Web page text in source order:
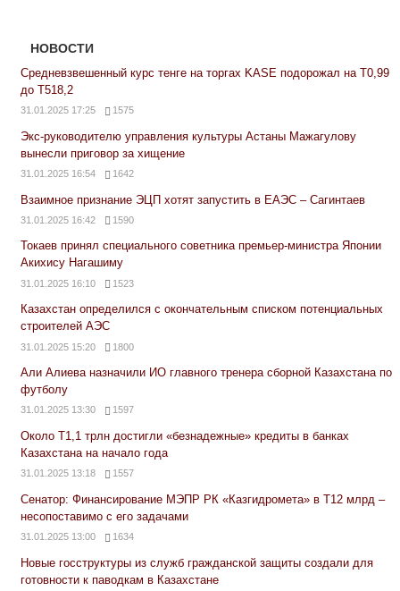
НОВОСТИ
Средневзвешенный курс тенге на торгах KASE подорожал на Т0,99
до Т518,2
31.01.2025 17:25 1575
Экс-руководителю управления культуры Астаны Мажагулову
вынесли приговор за хищение
31.01.2025 16:54 1642
Взаимное признание ЭЦП хотят запустить в ЕАЭС – Сагинтаев
31.01.2025 16:42 1590
Токаев принял специального советника премьер-министра Японии
Акихису Нагашиму
31.01.2025 16:10 1523
Казахстан определился с окончательным списком потенциальных
строителей АЭС
31.01.2025 15:20 1800
Али Алиева назначили ИО главного тренера сборной Казахстана по
футболу
31.01.2025 13:30 1597
Около Т1,1 трлн достигли «безнадежные» кредиты в банках
Казахстана на начало года
31.01.2025 13:18 1557
Сенатор: Финансирование МЭПР РК «Казгидромета» в Т12 млрд –
несопоставимо с его задачами
31.01.2025 13:00 1634
Новые госструктуры из служб гражданской защиты создали для
готовности к паводкам в Казахстане